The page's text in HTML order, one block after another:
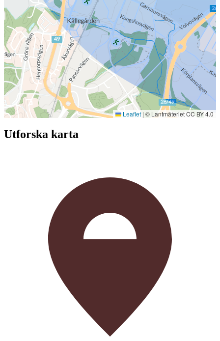
Leaflet | © Lantmäteriet CC BY 4.0
Utforska karta